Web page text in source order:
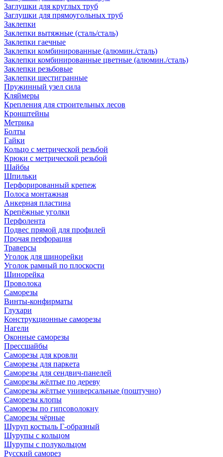
Заглушки для круглых труб
Заглушки для прямоугольных труб
Заклепки
Заклепки вытяжные (сталь/сталь)
Заклепки гаечные
Заклепки комбинированные (алюмин./сталь)
Заклепки комбинированные цветные (алюмин./сталь)
Заклепки резьбовые
Заклепки шестигранные
Пружинный узел сила
Кляймеры
Крепления для строительных лесов
Кронштейны
Метрика
Болты
Гайки
Кольцо с метрической резьбой
Крюки с метрической резьбой
Шайбы
Шпильки
Перфорированный крепеж
Полоса монтажная
Анкерная пластина
Крепёжные уголки
Перфолента
Подвес прямой для профилей
Прочая перфорация
Траверсы
Уголок для шинорейки
Уголок рамный по плоскости
Шинорейка
Проволока
Саморезы
Винты-конфирматы
Глухари
Конструкционные саморезы
Нагели
Оконные саморезы
Прессшайбы
Саморезы для кровли
Саморезы для паркета
Саморезы для сендвич-панелей
Саморезы жёлтые по дереву
Саморезы жёлтые универсальные (поштучно)
Саморезы клопы
Саморезы по гипсоволокну
Саморезы чёрные
Шуруп костыль Г-образный
Шурупы с кольцом
Шурупы с полукольцом
Русский саморез